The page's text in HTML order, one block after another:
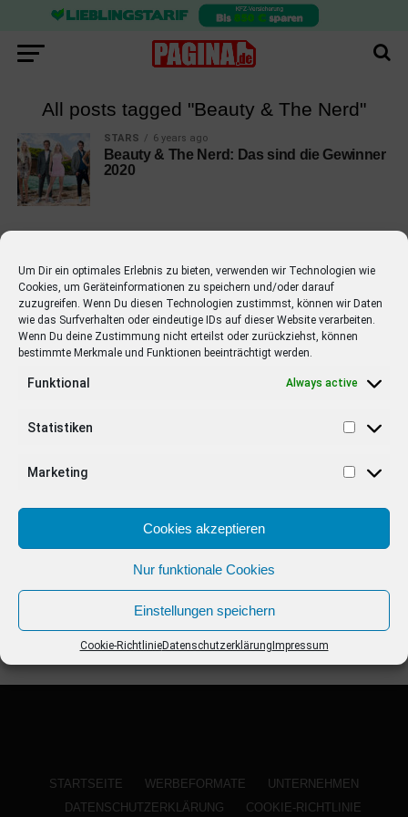
Um Dir ein optimales Erlebnis zu bieten, verwenden wir Technologien wie
Cookies, um Geräteinformationen zu speichern und/oder darauf
zuzugreifen. Wenn Du diesen Technologien zustimmst, können wir Daten
wie das Surfverhalten oder eindeutige IDs auf dieser Website verarbeiten.
Wenn Du deine Zustimmung nicht erteilst oder zurückziehst, können
bestimmte Merkmale und Funktionen beeinträchtigt werden.
Funktional Always active
Statistiken
Marketing
Cookies akzeptieren
Nur funktionale Cookies
Einstellungen speichern
Cookie-RichtlinieDatenschutzerklärung Impressum
All posts tagged "Beauty & The Nerd"
STARS 6 years ago
Beauty & The Nerd: Das sind die Gewinner
2020
EMPFOHLEN
STARS 4 years ago
Barbara Schöneberger Moderatorin
von “Verstehen Sie Spaß?”
STARTSEITE WERBEFORMATE
UNTERNEHMEN
DATENSCHUTZERKLÄRUNG
COOKIE-RICHTLINIE